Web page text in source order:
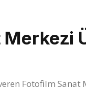
Fotofilm